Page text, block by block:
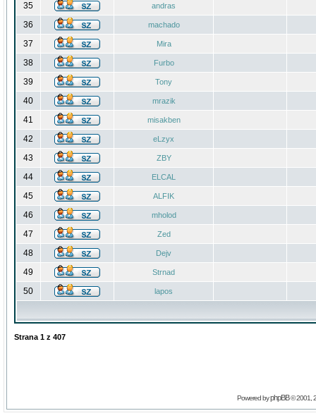
35 andras
36 machado
37 Mira
38 Furbo
39 Tony
40 mrazik
41 misakben
42 eLzyx
43 ZBY
44 ELCAL
45 ALFIK
46 mholod
47 Zed
48 Dejv
49 Strnad
50 lapos
Strana 1 z 407
Powered byphpBB© 2001,